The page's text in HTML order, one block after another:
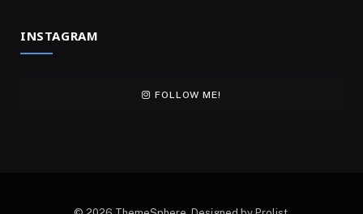
INSTAGRAM
FOLLOW ME!